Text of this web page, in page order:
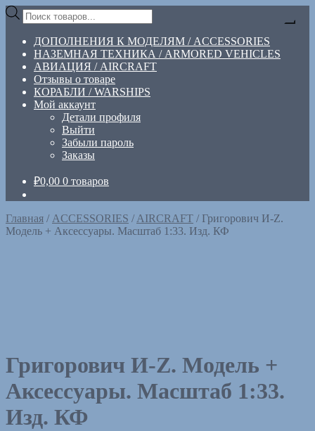
Перейти
навигации
Перейти
содержимому
Поиск
товаров
ДОПОЛНЕНИЯ К МОДЕЛЯМ / ACCESSORIES
НАЗЕМНАЯ ТЕХНИКА / ARMORED VEHICLES
АВИАЦИЯ / AIRCRAFT
Отзывы о товаре
КОРАБЛИ / WARSHIPS
Мой аккаунт
Детали профиля
Выйти
Забыли пароль
Заказы
₽0,00 0 товаров
Главная / ACCESSORIES /AIRCRAFT / Григорович И-Z.
Модель + Аксессуары. Масштаб 1:33. Изд. КФ
Григорович И-Z. Модель +
Аксессуары. Масштаб 1:33.
Изд. КФ